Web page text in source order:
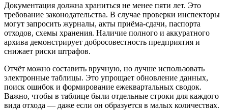
Документация должна храниться не менее пяти лет. Это
требование законодательства. В случае проверки инспекторы
могут запросить журналы, акты приёма-сдачи, паспорта
отходов, схемы хранения. Наличие полного и аккуратного
архива демонстрирует добросовестность предприятия и
снижает риски штрафов.
Отчёт можно составить вручную, но лучше использовать
электронные таблицы. Это упрощает обновление данных,
поиск ошибок и формирование ежеквартальных сводок.
Важно, чтобы в таблице были отдельные строки для каждого
вида отхода — даже если он образуется в малых количествах.